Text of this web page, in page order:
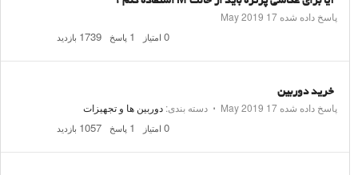
پاسخ داده شده 17 May 2019
1739 بازدید 1 پاسخ 0 امتیاز
خرید دوربین
پاسخ داده شده 17 May 2019
⋅ دسته بندی: دوربین ها و تجهیزات
1057 بازدید 1 پاسخ 0 امتیاز